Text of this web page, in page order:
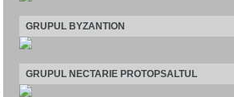
GRUPUL BYZANTION
GRUPUL NECTARIE PROTOPSALTUL